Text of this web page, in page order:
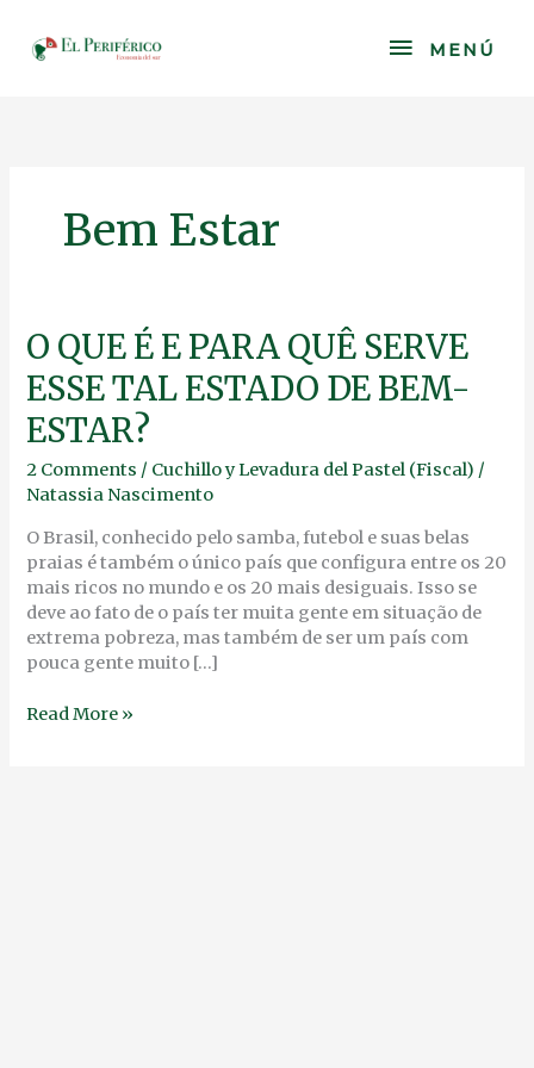
content
MENÚ
MENÚ
Bem Estar
O QUE É E PARA QUÊ SERVE
ESSE TAL ESTADO DE BEM-
ESTAR?
2 Comments / Cuchillo y Levadura del Pastel (Fiscal) /
Natassia Nascimento
O Brasil, conhecido pelo samba, futebol e suas belas
praias é também o único país que configura entre os 20
mais ricos no mundo e os 20 mais desiguais. Isso se
deve ao fato de o país ter muita gente em situação de
extrema pobreza, mas também de ser um país com
pouca gente muito […]
O
QUE
É
E
PARA
QUÊ
SERVE
TAL
ESTADO
DE
BEM-
ESTAR?
Read More »